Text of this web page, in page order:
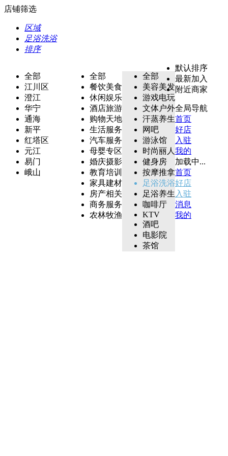
店铺筛选
区域
足浴洗浴
排序
全部
江川区
澄江
华宁
通海
新平
红塔区
元江
易门
峨山
全部
餐饮美食
休闲娱乐
酒店旅游
购物天地
生活服务
汽车服务
母婴专区
婚庆摄影
教育培训
家具建材
房产相关
商务服务
农林牧渔
全部
美容美发
游戏电玩
文体户外
汗蒸养生
网吧
游泳馆
时尚丽人
健身房
按摩推拿
足浴洗浴
足浴养生
咖啡厅
KTV
酒吧
电影院
茶馆
默认排序
最新加入
附近商家
全局导航
首页
好店
入驻
我的
加载中...
首页
好店
入驻
消息
我的